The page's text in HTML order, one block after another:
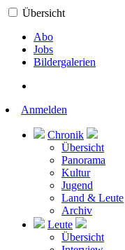
Übersicht
Abo
Jobs
Bildergalerien
Anmelden
Chronik
Übersicht
Panorama
Kultur
Jugend
Land & Leute
Archiv
Leute
Übersicht